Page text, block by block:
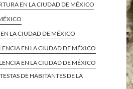
EN LA CIUDAD DE MÉXICO
LA CIUDAD DE MÉXICO
EN LA CIUDAD DE MÉXICO
EN LA CIUDAD DE MÉXICO
DE HABITANTES DE LA